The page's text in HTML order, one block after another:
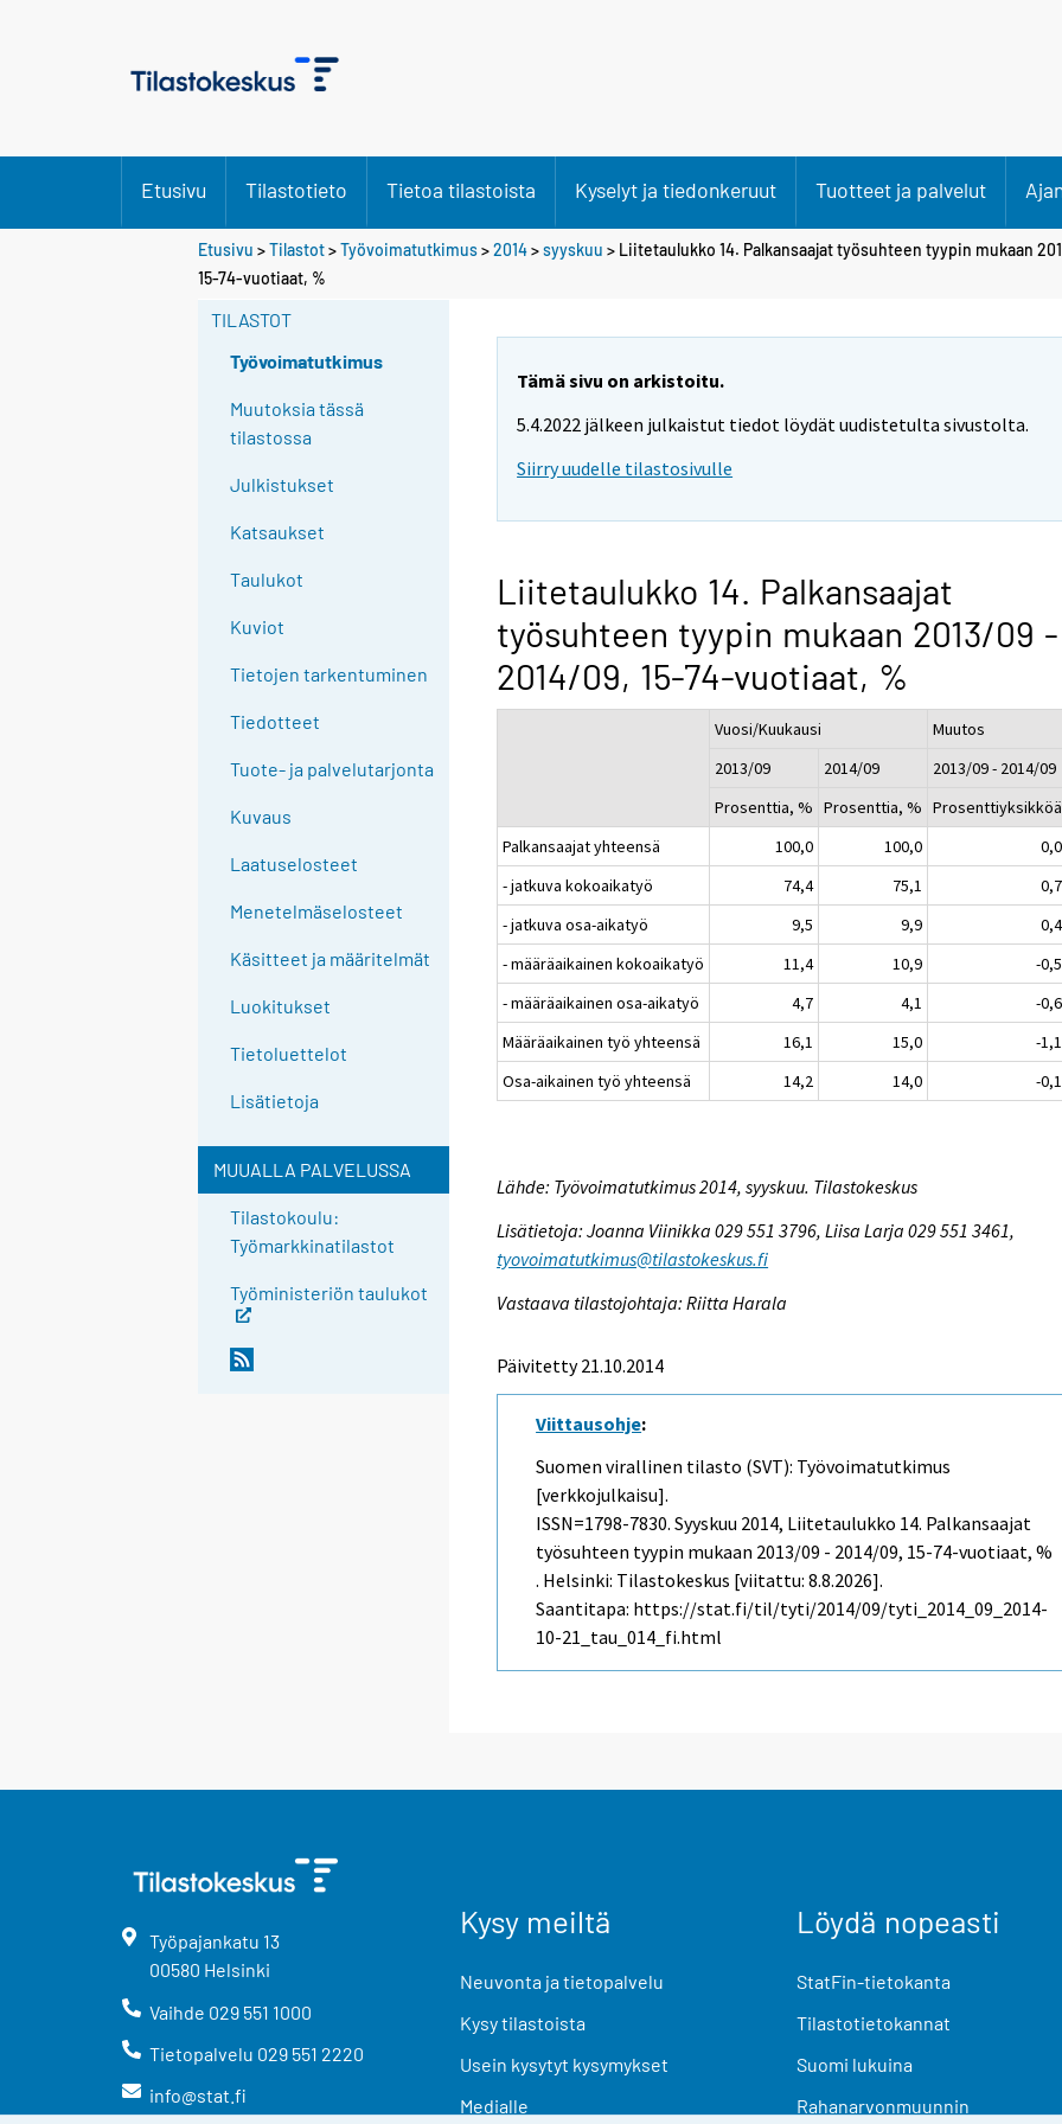
Etusivu Tilastotieto Tietoa tilastoista Kyselyt ja tiedonkeruut Tuotteet ja palvelut
Etusivu >Tilastot>Työvoimatutkimus>2014>syyskuu > Liitetaulukko 14. Palkansaajat työsuhteen tyypin mukaan
15-74-vuotiaat, %
TILASTOT
Työvoimatutkimus
Muutoksia tässä
tilastossa
Julkistukset
Katsaukset
Taulukot
Kuviot
Tietojen tarkentuminen
Tiedotteet
Tuote- ja palvelutarjonta
Kuvaus
Laatuselosteet
Menetelmäselosteet
Käsitteet ja määritelmät
Luokitukset
Tietoluettelot
Lisätietoja
MUUALLA PALVELUSSA
Tilastokoulu:
Työmarkkinatilastot
Työministeriön taulukot
Tämä sivu on arkistoitu.
5.4.2022 jälkeen julkaistut tiedot löydät uudistetulta sivustolta.
Siirry uudelle tilastosivulle
Liitetaulukko 14. Palkansaajat
työsuhteen tyypin mukaan 2013/09 -
2014/09, 15-74-vuotiaat, %
Vuosi/Kuukausi
Muutos
2013/09
2014/09
2013/09 - 2014/09
Prosenttia, % Prosenttia, % Prosenttiyksikköä
Palkansaajat yhteensä
100,0 100,0
0,0
- jatkuva kokoaikatyö
74,4 75,1
0,7
- jatkuva osa-aikatyö
9,5 9,9
0,4
- määräaikainen kokoaikatyö
11,4 10,9
-0,5
- määräaikainen osa-aikatyö
4,7 4,1
-0,6
Määräaikainen työ yhteensä
16,1 15,0
-1,1
Osa-aikainen työ yhteensä
14,2 14,0 -0,1
Lähde: Työvoimatutkimus 2014, syyskuu. Tilastokeskus
Lisätietoja: Joanna Viinikka 029 551 3796, Liisa Larja 029 551 3461,
tyovoimatutkimus@tilastokeskus.fi
Vastaava tilastojohtaja: Riitta Harala
Päivitetty 21.10.2014
Viittausohje:
Suomen virallinen tilasto (SVT): Työvoimatutkimus
[verkkojulkaisu].
ISSN=1798-7830.Syyskuu 2014, Liitetaulukko 14. Palkansaajat
työsuhteen tyypin mukaan 2013/09 - 2014/09, 15-74-vuotiaat, %
. Helsinki: Tilastokeskus [viitattu: 8.8.2026].
Saantitapa: https://stat.fi/til/tyti/2014/09/tyti_2014_09_2014-
10-21_tau_014_fi.html
Työpajankatu 13
00580 Helsinki
Vaihde 029 551 1000
Tietopalvelu 029 551 2220
info@stat.fi
Kysy meiltä
Neuvonta ja tietopalvelu
Kysy tilastoista
Usein kysytyt kysymykset
Medialle
Löydä nopeasti
StatFin-tietokanta
Tilastotietokannat
Suomi lukuina
Rahanarvonmuunnin